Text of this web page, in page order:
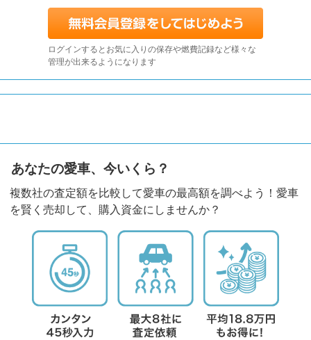
ログインするとお気に入りの保存や燃費記録など様々な
管理が出来るようになります
あなたの愛車、今いくら？
複数社の査定額を比較して愛車の最高額を調べよう！愛車
を賢く売却して、購入資金にしませんか？